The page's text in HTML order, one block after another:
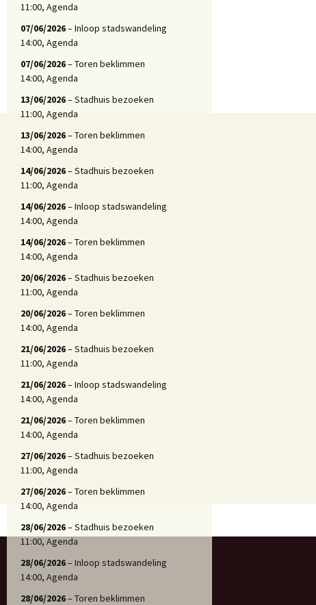
11:00, Agenda
07/06/2026– Inloop stadswandeling
14:00, Agenda
07/06/2026– Toren beklimmen
14:00, Agenda
13/06/2026– Stadhuis bezoeken
11:00, Agenda
13/06/2026– Toren beklimmen
14:00, Agenda
14/06/2026– Stadhuis bezoeken
11:00, Agenda
14/06/2026– Inloop stadswandeling
14:00, Agenda
14/06/2026– Toren beklimmen
14:00, Agenda
20/06/2026– Stadhuis bezoeken
11:00, Agenda
20/06/2026– Toren beklimmen
14:00, Agenda
21/06/2026– Stadhuis bezoeken
11:00, Agenda
21/06/2026– Inloop stadswandeling
14:00, Agenda
21/06/2026– Toren beklimmen
14:00, Agenda
27/06/2026– Stadhuis bezoeken
11:00, Agenda
27/06/2026– Toren beklimmen
14:00, Agenda
28/06/2026– Stadhuis bezoeken
11:00, Agenda
28/06/2026– Inloop stadswandeling
14:00, Agenda
28/06/2026– Toren beklimmen